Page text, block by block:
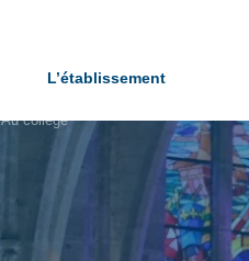
L’établissement
Au collège